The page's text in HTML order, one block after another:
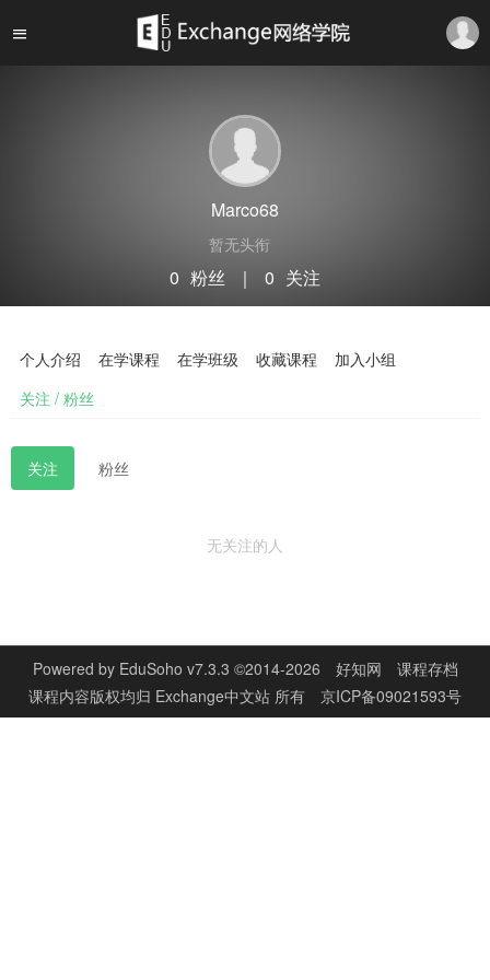
Marco68
暂无头衔
0 粉丝 ｜ 0 关注
个人介绍
在学课程 在学班级 收藏课程
加入小组
关注 / 粉丝
关注 粉丝
无关注的人
Powered by EduSoho v7.3.3 ©2014-2026 好知网
课程存档
课程内容版权均归 Exchange中文站 所有 京ICP备09021593号